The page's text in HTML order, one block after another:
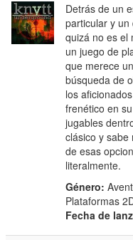
Detrás de un
particular y
quizá no es el
un juego de
que merece
búsqueda de
los
frenético en
jugables
clásico y sabe
de esas
literalmente.
Género:
Plataformas
Fecha de